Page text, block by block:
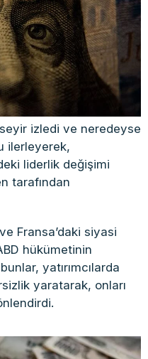
izledi ve neredeyse
ilerleyerek,
liderlik değişimi
tarafından
Fransa’daki siyasi
hükümetinin
yatırımcılarda
yaratarak, onları